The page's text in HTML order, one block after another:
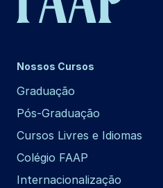
Nossos Cursos
Graduação
Pós-Graduação
Cursos Livres e Idiomas
Colégio FAAP
Internacionalização